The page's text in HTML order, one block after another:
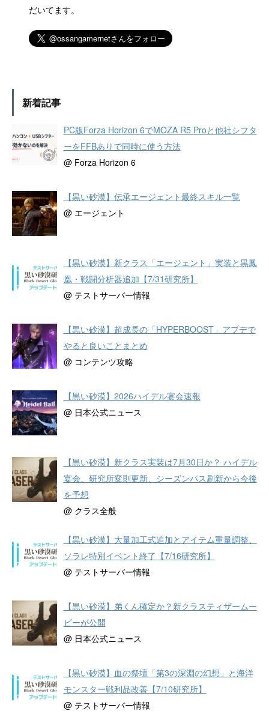
だいてます。
新着記事
PC版Forza Horizon 6でMOZA R5 Proと他社シフタ
ーをFFBありで同時に使う方法
@ Forza Horizon 6
【黒い砂漠】伝承エージェント最終スキル一覧
@ エージェント
【黒い砂漠】新クラス「エージェント」実装と黒鳳
凰・戦闘分析器追加【7/31研究所】
@ テストサーバー情報
【黒い砂漠】超成長の「HYPERBOOST」アプデで
やると良いことまとめ
@ コンテンツ攻略
【黒い砂漠】2026ハイデル宴会速報
@ 日本公式ニュース
【黒い砂漠】新クラス実装は7月30日か？ ハイデル
宴会、研究所変則更新、シーズンパス刷新から今後
を予想
@ クラス全般
【黒い砂漠】大量加工式追加とアイテム重量調整、
ソラレ特別イベント終了【7/16研究所】
@ テストサーバー情報
【黒い砂漠】弟くん確定か？新クラスティザームー
ビーが公開
@ 日本公式ニュース
【黒い砂漠】血の祭壇「第3の深淵の幻想」と海洋
モンスター戦利品改善【7/10研究所】
@ テストサーバー情報